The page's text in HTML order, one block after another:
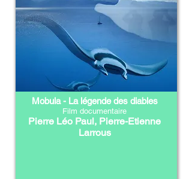
Mobula - La légende des diables
Film documentaire
Pierre Léo Paul, Pierre-Etienne
Larrous